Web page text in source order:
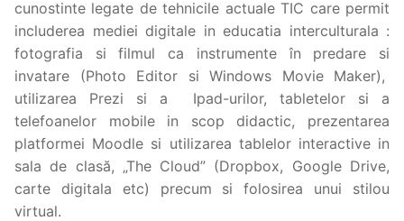
cunostinte legate de tehnicile actuale TIC care permit
includerea mediei digitale in educatia interculturala :
fotografia si filmul ca instrumente în predare si
invatare (Photo Editor si Windows Movie Maker),
utilizarea Prezi si a Ipad-urilor, tabletelor si a
telefoanelor mobile in scop didactic, prezentarea
platformei Moodle si utilizarea tablelor interactive in
sala de clasă, „The Cloud” (Dropbox, Google Drive,
carte digitala etc) precum si folosirea unui stilou
virtual.